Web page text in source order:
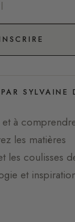
SYLVAINE
à
les matières
les coulisses
et